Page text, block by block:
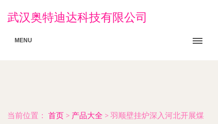
武汉奥特迪达科技有限公司
MENU
当前位置： 首页 > 产品大全 > 羽顺壁挂炉深入河北开展煤